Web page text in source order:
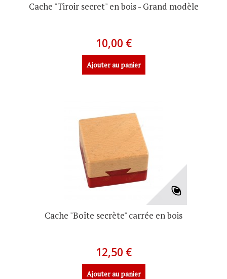
Cache "Tiroir secret" en bois - Grand modèle
10,00 €
Ajouter au panier
Cache "Boîte secrète" carrée en bois
12,50 €
Ajouter au panier